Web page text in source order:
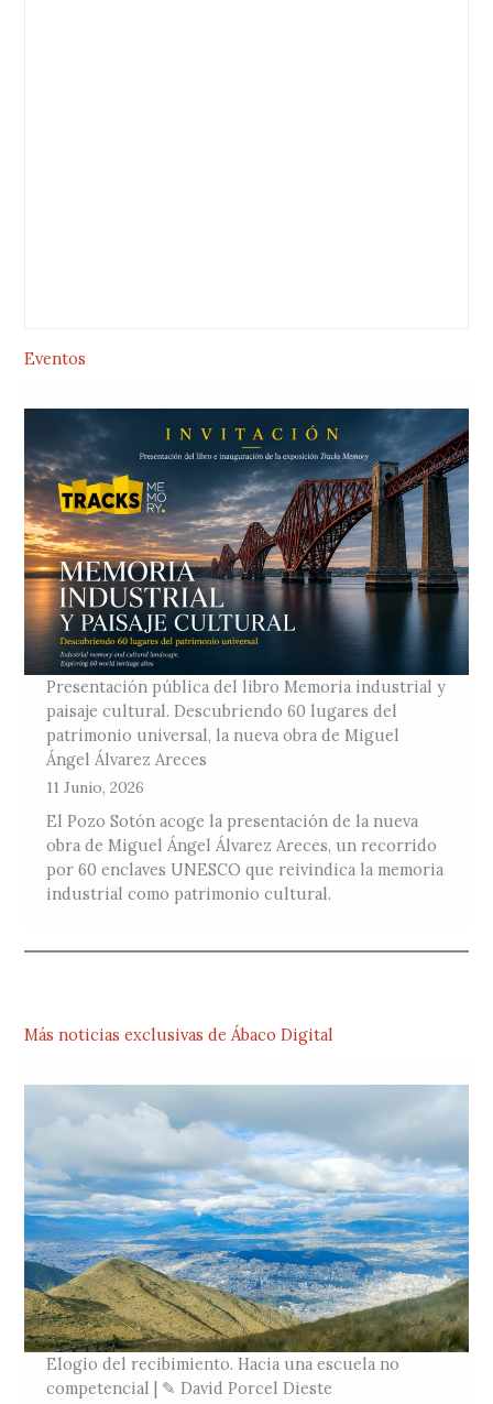
Eventos
Presentación pública del libro Memoria industrial y
paisaje cultural. Descubriendo 60 lugares del
patrimonio universal, la nueva obra de Miguel
Ángel Álvarez Areces
11 Junio, 2026
El Pozo Sotón acoge la presentación de la nueva
obra de Miguel Ángel Álvarez Areces, un recorrido
por 60 enclaves UNESCO que reivindica la memoria
industrial como patrimonio cultural.
Más noticias exclusivas de Ábaco Digital
Elogio del recibimiento. Hacia una escuela no
competencial | ✎ David Porcel Dieste